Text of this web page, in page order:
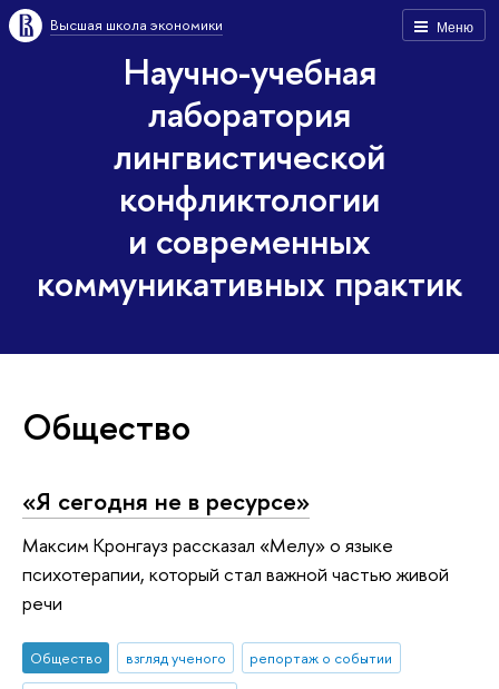
Меню
Высшая школа экономики
Научно-учебная
лаборатория
лингвистической
конфликтологии
и современных
коммуникативных практик
Общество
«Я сегодня не в ресурсе»
Максим Кронгауз рассказал «Мелу» о языке
психотерапии, который стал важной частью живой
речи
Общество взгляд ученого
репортаж о событии